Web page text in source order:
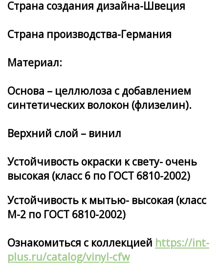
Страна создания дизайна-Швеция
Страна производства-Германия
Материал:
Основа – целлюлоза с добавлением
синтетических волокон (флизелин).
Верхний слой – винил
Устойчивость окраски к свету- очень
высокая (класс 6 по ГОСТ 6810-2002)
Устойчивость к мытью- высокая (класс
М-2 по ГОСТ 6810-2002)
Ознакомиться с коллекцией https://int-
plus.ru/catalog/vinyl-cfw